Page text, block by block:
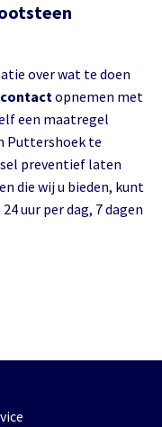
over wat te doen
contactopnemen met
een maatregel
Puttershoek te
preventief laten
die wij u bieden, kunt
uur per dag, 7 dagen